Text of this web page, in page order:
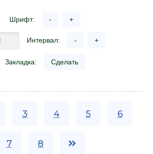
Шрифт: - +
Интервал: - +
Закладка: Сделать
3 4 5 6
7 8